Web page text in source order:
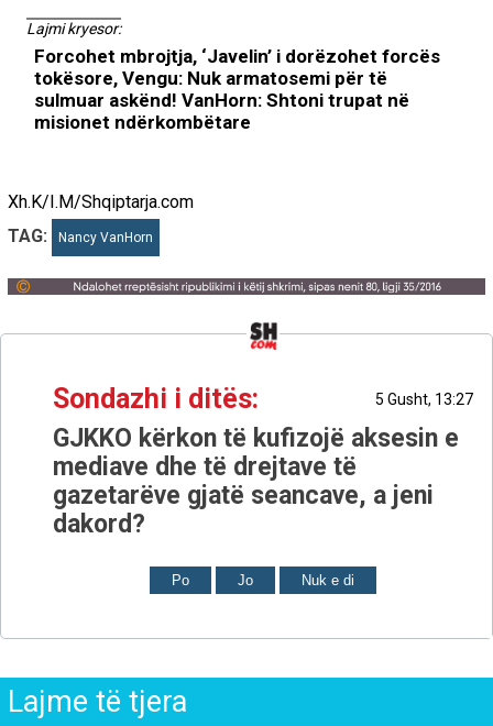
Lajmi kryesor:
Forcohet mbrojtja, ‘Javelin’ i dorëzohet forcës
tokësore, Vengu: Nuk armatosemi për të
sulmuar askënd! VanHorn: Shtoni trupat në
misionet ndërkombëtare
Xh.K/I.M/Shqiptarja.com
TAG:
Nancy VanHorn
Sondazhi i ditës: 5 Gusht, 13:27
GJKKO kërkon të kufizojë aksesin e
mediave dhe të drejtave të
gazetarëve gjatë seancave, a jeni
dakord?
Po Jo Nuk e di
Lajme të tjera